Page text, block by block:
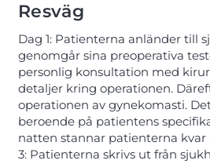
Resväg
Dag 1: Patienterna anländer till
genomgår sina preoperativa
personlig konsultation med
detaljer kring operationen.
operationen av gynekomasti.
beroende på patientens
natten stannar patienterna kvar
3: Patienterna skrivs ut från